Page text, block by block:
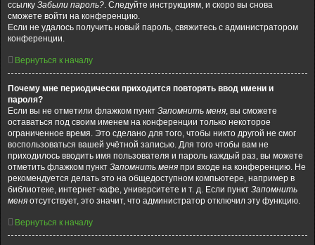
ссылку Забыли пароль?. Следуйте инструкциям, и скоро вы снова
сможете войти на конференцию.
Если не удалось получить новый пароль, свяжитесь с администратором
конференции.
Вернуться к началу
Почему мне периодически приходится повторять ввод имени и
пароля?
Если вы не отметили флажком пункт Запомнить меня, вы сможете
оставаться под своим именем на конференции только некоторое
ограниченное время. Это сделано для того, чтобы никто другой не смог
воспользоваться вашей учётной записью. Для того чтобы вам не
приходилось вводить имя пользователя и пароль каждый раз, вы можете
отметить флажком пункт Запомнить меня при входе на конференцию. Не
рекомендуется делать это на общедоступном компьютере, например в
библиотеке, интернет-кафе, университете и т. д. Если пункт Запомнить
меня отсутствует, это значит, что администратор отключил эту функцию.
Вернуться к началу